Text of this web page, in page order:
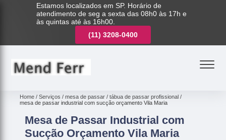
Estamos localizados em SP. Horário de
atendimento de seg a sexta das 08h0 às 17h e
às quintas até às 16h00.
(11) 3208-0400
Home Serviços mesa de passar
tábua de passar profissional
mesa de passar industrial com sucção orçamento Vila Maria
Mesa de Passar Industrial com
Sucção Orçamento Vila Maria